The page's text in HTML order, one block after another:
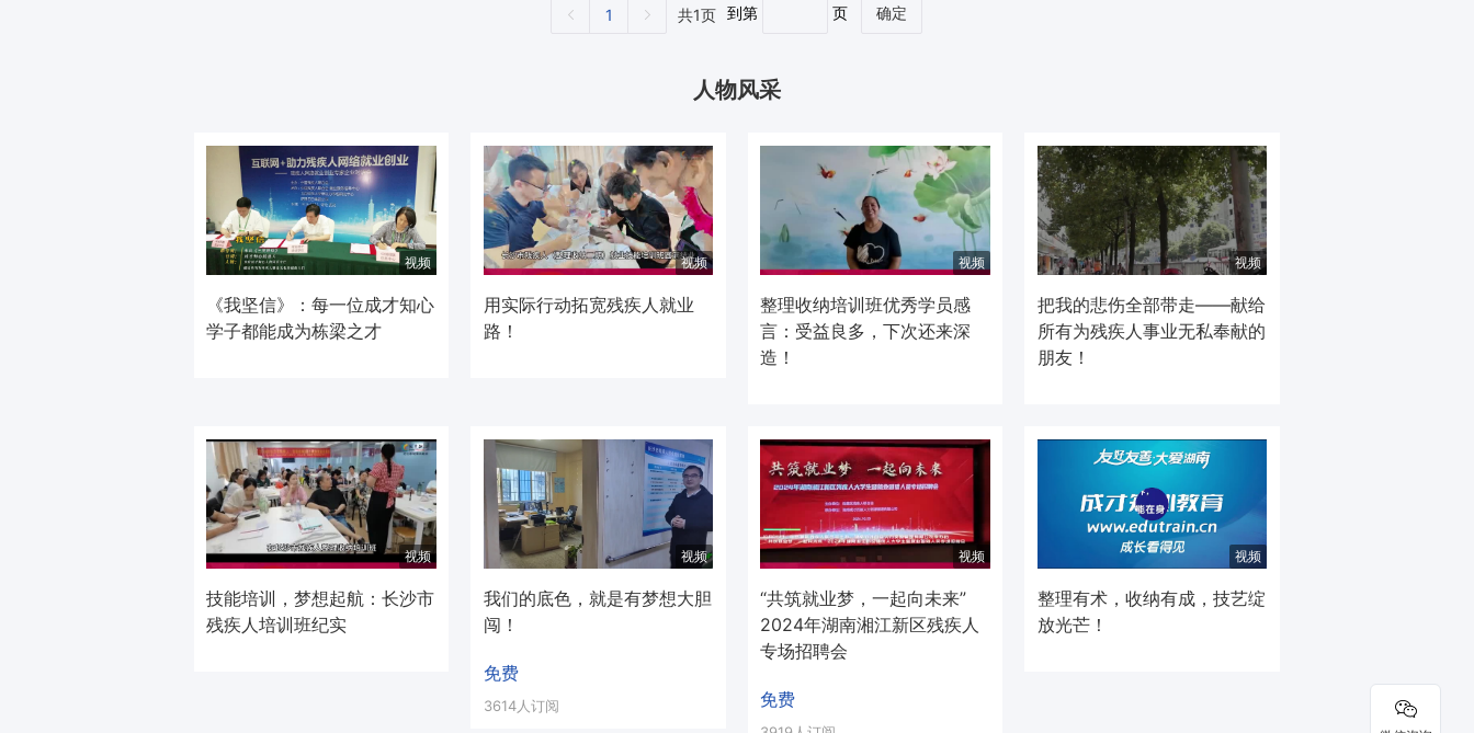
1 共1页 到第 页 确定
人物风采
视频
《我坚信》：每一位成才知心
学子都能成为栋梁之才
视频
用实际行动拓宽残疾人就业
路！
视频
整理收纳培训班优秀学员感
言：受益良多，下次还来深
造！
视频
把我的悲伤全部带走——献给
所有为残疾人事业无私奉献的
朋友！
视频
技能培训，梦想起航：长沙市
残疾人培训班纪实
视频
我们的底色，就是有梦想大胆
闯！
免费
3614人订阅
视频
“共筑就业梦，一起向未来”
2024年湖南湘江新区残疾人
专场招聘会
免费
视频
整理有术，收纳有成，技艺绽
放光芒！